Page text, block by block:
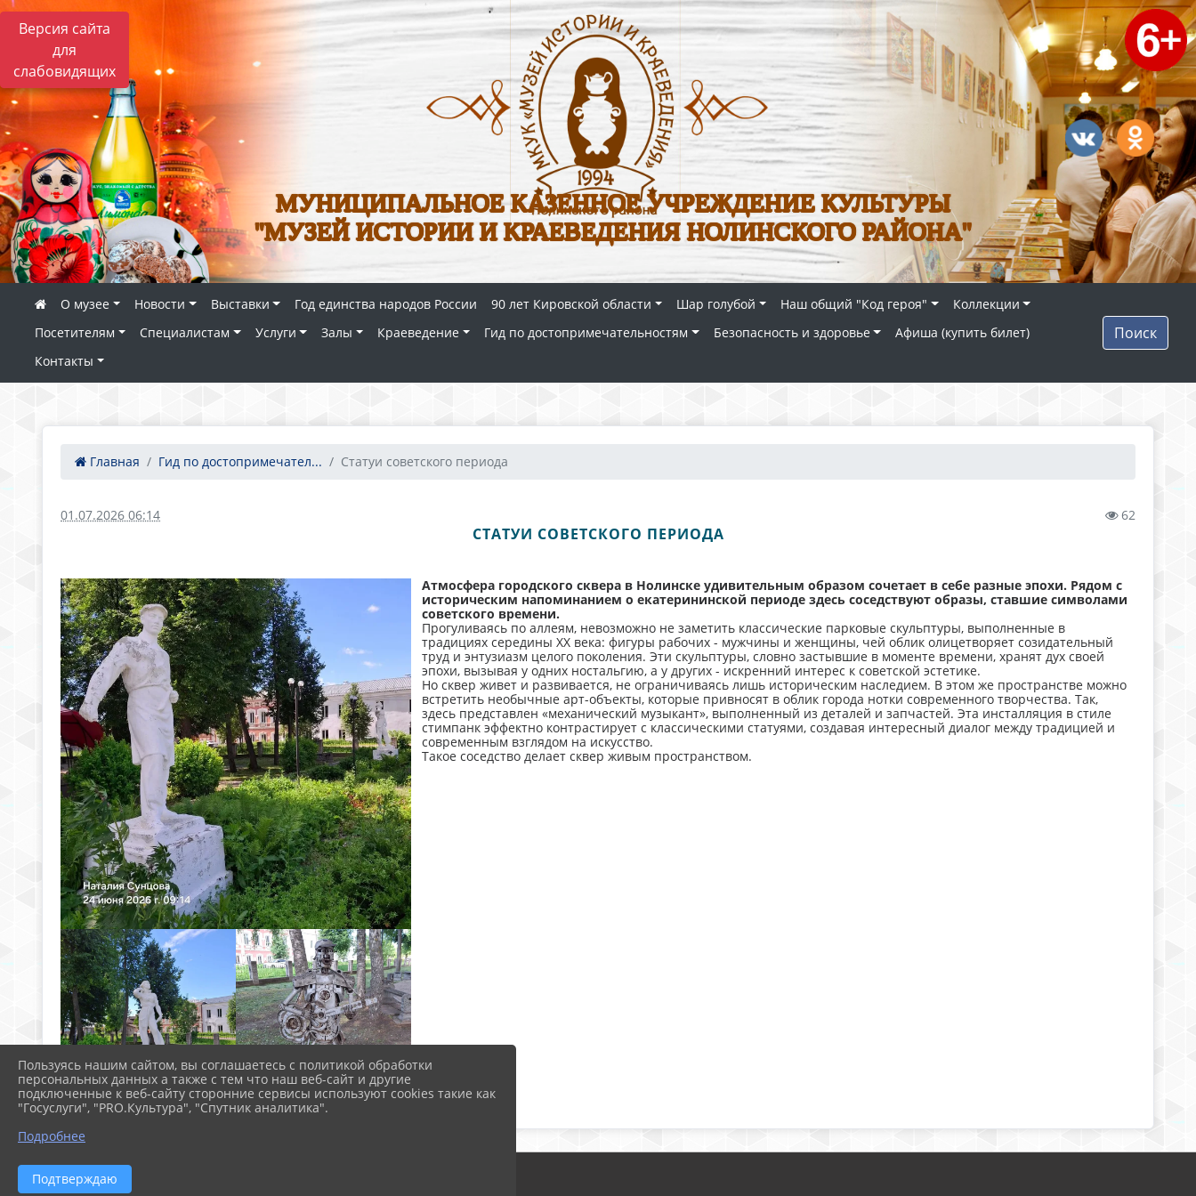
Версия сайта
для
слабовидящих
МУНИЦИПАЛЬНОЕ КАЗЕННОЕ УЧРЕЖДЕНИЕ КУЛЬТУРЫ
"МУЗЕЙ ИСТОРИИ И КРАЕВЕДЕНИЯ НОЛИНСКОГО РАЙОНА"
О музее Новости Выставки Год единства народов России 90 лет Кировской области Шар голубой Наш общий "Код героя"
Коллекции
Посетителям
Специалистам Услуги Залы Краеведение Гид по достопримечательностям Безопасность и здоровье
Афиша (купить билет)
Контакты
Поиск
Главная Гид по достопримечател... Статуи советского периода
01.07.2026 06:14 62
СТАТУИ СОВЕТСКОГО ПЕРИОДА
Атмосфера городского сквера в Нолинске удивительным образом сочетает в себе разные эпохи. Рядом с
историческим напоминанием о екатерининской периоде здесь соседствуют образы, ставшие символами
советского времени.
Прогуливаясь по аллеям, невозможно не заметить классические парковые скульптуры, выполненные в
традициях середины XX века: фигуры рабочих - мужчины и женщины, чей облик олицетворяет созидательный
труд и энтузиазм целого поколения. Эти скульптуры, словно застывшие в моменте времени, хранят дух своей
эпохи, вызывая у одних ностальгию, а у других - искренний интерес к советской эстетике.
Но сквер живет и развивается, не ограничиваясь лишь историческим наследием. В этом же пространстве можно
встретить необычные арт-объекты, которые привносят в облик города нотки современного творчества. Так,
здесь представлен «механический музыкант», выполненный из деталей и запчастей. Эта инсталляция в стиле
стимпанк эффектно контрастирует с классическими статуями, создавая интересный диалог между традицией и
современным взглядом на искусство.
Такое соседство делает сквер живым пространством.
Пользуясь нашим сайтом, вы соглашаетесь с политикой обработки
персональных данных а также с тем что наш веб-сайт и другие
подключенные к веб-сайту сторонние сервисы используют cookies такие как
"Госуслуги", "PRO.Культура", "Спутник аналитика".
Подробнее
Подтверждаю